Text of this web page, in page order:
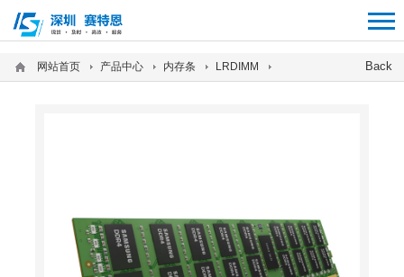
Back
网站首页 产品中心 内存条 LRDIMM